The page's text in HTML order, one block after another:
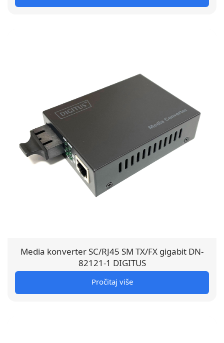
Media konverter SC/RJ45 SM TX/FX gigabit DN-
82121-1 DIGITUS
Pročitaj više